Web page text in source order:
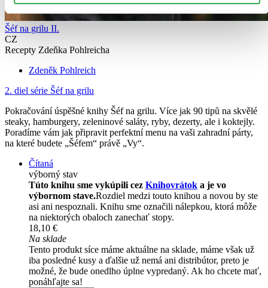
Šéf na grilu II.
CZ
Recepty Zdeňka Pohlreicha
Zdeněk Pohlreich
2. diel série Šéf na grilu
Pokračování úspěšné knihy Šéf na grilu. Více jak 90 tipů na skvělé
steaky, hamburgery, zeleninové saláty, ryby, dezerty, ale i koktejly.
Poradíme vám jak připravit perfektní menu na vaši zahradní párty,
na které budete „Šéfem“ právě „Vy“.
Čítaná
výborný stav
Túto knihu sme vykúpili cez Knihovrátok a je vo
výbornom stave.Rozdiel medzi touto knihou a novou by ste
asi ani nespoznali. Knihu sme označili nálepkou, ktorá môže
na niektorých obaloch zanechať stopy.
18,10 €
Na sklade
Tento produkt síce máme aktuálne na sklade, máme však už
iba posledné kusy a ďalšie už nemá ani distribútor, preto je
možné, že bude onedlho úplne vypredaný. Ak ho chcete mať,
ponáhľajte sa!